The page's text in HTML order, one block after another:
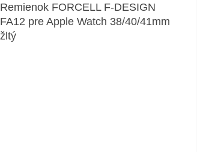
Remienok FORCELL F-DESIGN
FA12 pre Apple Watch 38/40/41mm
žltý